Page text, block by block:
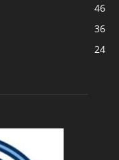
46
36
24